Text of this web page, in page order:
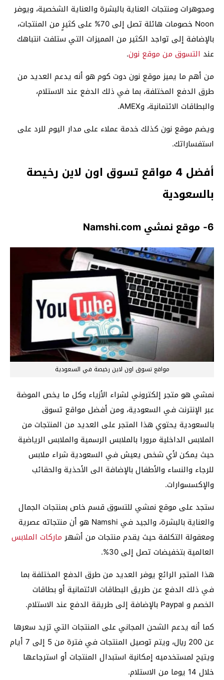
ومجوهرات ومنتجات العناية بالبشرة والعناية الشخصية، ويوفر
Noon خصومات هائلة تصل إلى 70% على كثيرٍ من المنتجات،
بالإضافة إلى تواجد الكثير من المميزات التي ستلفت انتباهك
عند التسوق من موقع نون.
من أهم ما يميز موقع نون دوت كوم هو أنه يدعم العديد من
طرق الدفع المختلفة، بما في ذلك الدفع عند الاستلام،
والبطاقات الائتمانية، وAMEX.
ويضم موقع نون كذلك خدمة عملاء على مدار اليوم للرد على
استفساراتك.
أفضل 4 مواقع تسوق اون لاين رخيصة
بالسعودية
6- موقع نمشي Namshi.com
مواقع تسوق اون لاين رخيصة في السعودية
نمشي هو متجر إلكتروني لشراء الأزياء وكل ما يخص الموضة
عبر الإنترنت في السعودية، ومن أفضل مواقع تسوق
بالسعودية يحتوي هذا المتجر على العديد من المنتجات من
الملابس الداخلية مرورا بالملابس الرسمية والملابس الرياضية
حيث يمكن لأي شخص يعيش في السعودية شراء ملابس
للرجاء والنساء والأطفال بالإضافة الى الأحذية والحقائب
والإكسسوارات.
ستجد على موقع نمشي للتسوق قسم خاص بمنتجات الجمال
والعناية بالبشرة، والجيد في Namshi هو أن منتجاته عصرية
ومعقولة التكلفة حيث يقدم منتجات من أشهر ماركات الملابس
العالمية بتخفيضات تصل إلى 30%.
هذا المتجر الرائع يوفر العديد من طرق الدفع المختلفة بما
في ذلك الدفع عن طريق البطاقات الائتمانية أو بطاقات
الخصم و Paypal بالإضافة إلى طريقة الدفع عند الاستلام.
كما أنه يدعم الشحن المجاني على المنتجات التي تزيد سعرها
عن 200 ريال، ويتم توصيل المنتجات في فترة من 5 إلى 7 أيام
ويتيح لمستخدميه إمكانية استبدال المنتجات أو استرجاعها
خلال 14 يوما من الاستلام.